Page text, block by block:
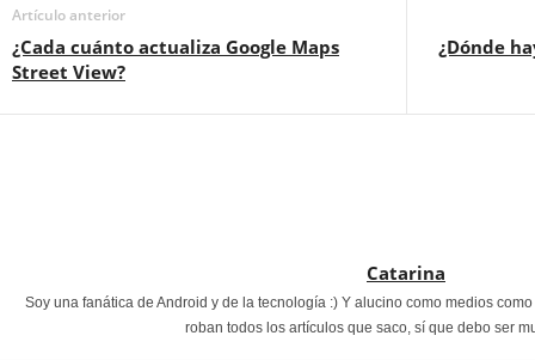
Artículo anterior
¿Cada cuánto actualiza Google Maps
Street View?
¿Dónde
Catarina
Soy una fanática de Android y de la tecnología :) Y alucino como medios
roban todos los artículos que saco, sí que debo ser